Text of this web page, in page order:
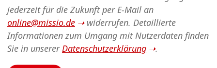
jederzeit für die Zukunft per E-Mail an
online@missio.de
widerrufen. Detaillierte
Informationen zum Umgang mit Nutzerdaten finden
Sie in unsererDatenschutzerklärung .